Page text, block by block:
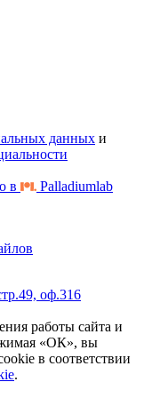
данных и
в
Palladiumlab
оф.316
работы сайта и
«ОК», вы
в соответствии
.